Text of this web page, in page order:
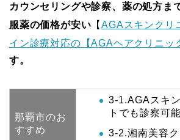
カウンセリングや診察、薬の処方ま
服薬の価格が安い 【AGAスキンクリ
イン診療対応の【AGAヘアクリニッ
す。
那覇市のお
すすめ
3-1.AGAスキ
トでも診察可
3-2.湘南美容